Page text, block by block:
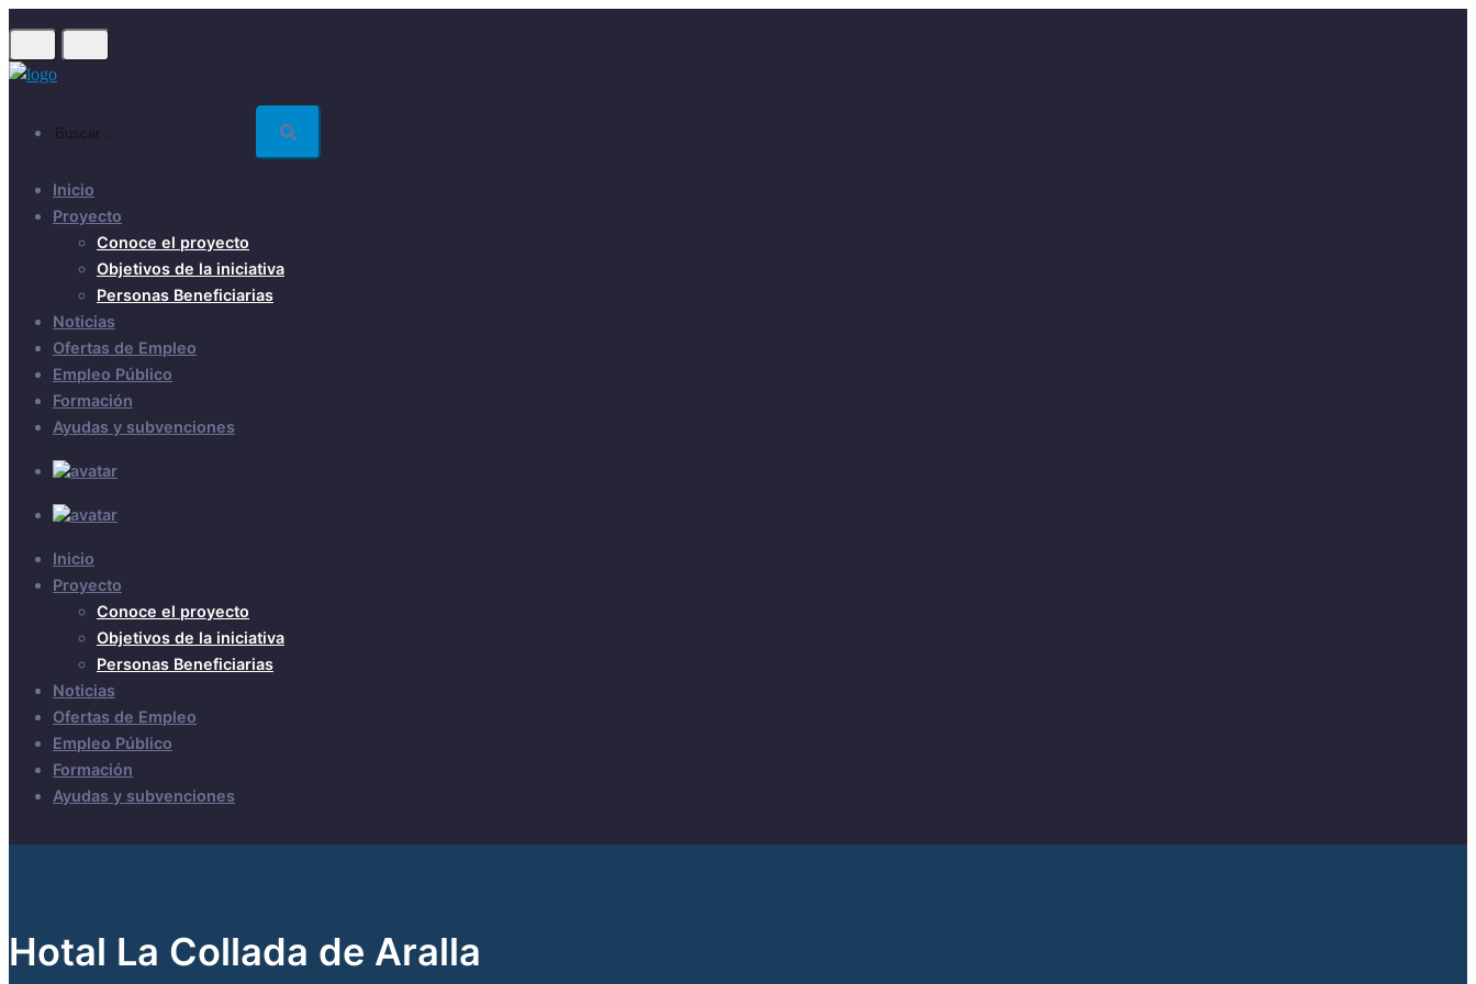
main
Inicio
Proyecto
Conoce el proyecto
Objetivos de la iniciativa
Personas Beneficiarias
Noticias
Ofertas de Empleo
Empleo Público
Formación
Ayudas y subvenciones
Inicio
Proyecto
Conoce el proyecto
Objetivos de la iniciativa
Personas Beneficiarias
Noticias
Ofertas de Empleo
Empleo Público
Formación
Ayudas y subvenciones
Hotal La Collada de Aralla